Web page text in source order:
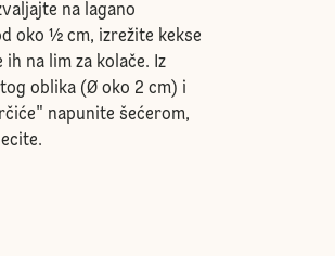
na lagano
oko ½ cm, izrežite kekse
na lim za kolače. Iz
oblika (Ø oko 2 cm) i
napunite šećerom,